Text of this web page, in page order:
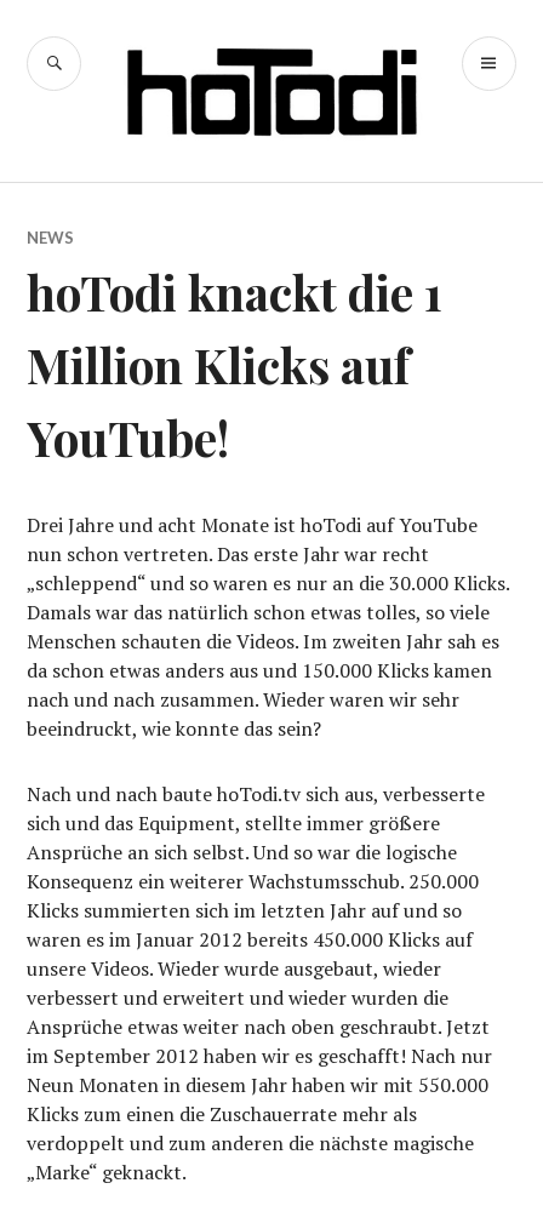
Inhalt
springen
hoTodi
SUCHE
NEWS
hoTodi knackt die 1
Million Klicks auf
YouTube!
Drei Jahre und acht Monate ist hoTodi auf YouTube
nun schon vertreten. Das erste Jahr war recht
„schleppend“ und so waren es nur an die 30.000 Klicks.
Damals war das natürlich schon etwas tolles, so viele
Menschen schauten die Videos. Im zweiten Jahr sah es
da schon etwas anders aus und 150.000 Klicks kamen
nach und nach zusammen. Wieder waren wir sehr
beeindruckt, wie konnte das sein?
Nach und nach baute hoTodi.tv sich aus, verbesserte
sich und das Equipment, stellte immer größere
Ansprüche an sich selbst. Und so war die logische
Konsequenz ein weiterer Wachstumsschub. 250.000
Klicks summierten sich im letzten Jahr auf und so
waren es im Januar 2012 bereits 450.000 Klicks auf
unsere Videos. Wieder wurde ausgebaut, wieder
verbessert und erweitert und wieder wurden die
Ansprüche etwas weiter nach oben geschraubt. Jetzt
im September 2012 haben wir es geschafft! Nach nur
Neun Monaten in diesem Jahr haben wir mit 550.000
Klicks zum einen die Zuschauerrate mehr als
verdoppelt und zum anderen die nächste magische
„Marke“ geknackt.